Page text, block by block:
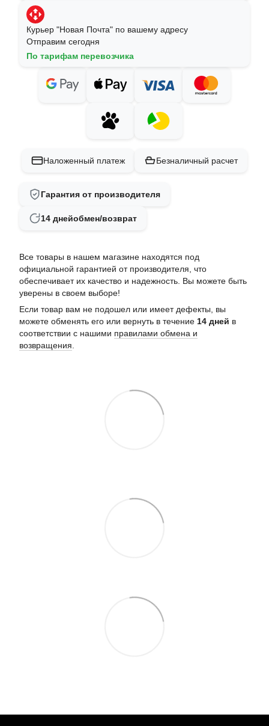
Курьер "Новая Почта" по вашему адресу
Отправим сегодня
По тарифам перевозчика
Наложенный платеж Безналичный расчет
Гарантия от производителя
14 днейобмен/возврат
Все товары в нашем магазине находятся под
официальной гарантией от производителя, что
обеспечивает их качество и надежность. Вы можете быть
уверены в своем выборе!
Если товар вам не подошел или имеет дефекты, вы
можете обменять его или вернуть в течение 14 дней в
соответствии с нашими правилами обмена и
возвращения